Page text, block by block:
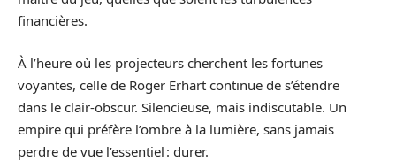
financières.
À l’heure où les projecteurs cherchent les fortunes
voyantes, celle de Roger Erhart continue de s’étendre
dans le clair-obscur. Silencieuse, mais indiscutable. Un
empire qui préfère l’ombre à la lumière, sans jamais
perdre de vue l’essentiel : durer.